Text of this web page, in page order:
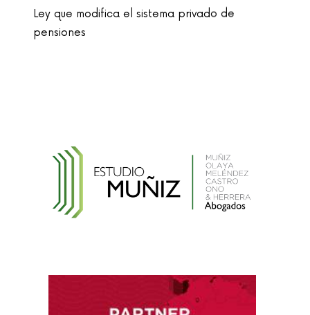
Ley que modifica el sistema privado de
pensiones
Reglamento de la Ley N° 30024, que crea el
Registro Nacional de Historias Clínicas